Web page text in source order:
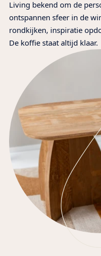
Living bekend om de
ontspannen sfeer in de
rondkijken, inspiratie
De koffie staat altijd klaar.